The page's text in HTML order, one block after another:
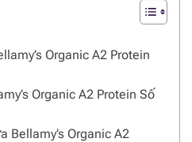
Organic A2 Protein
Organic A2 Protein Số
Bellamy’s Organic A2